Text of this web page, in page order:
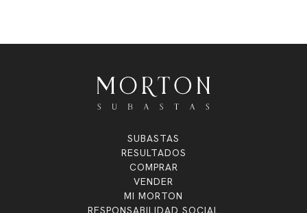
SUBASTAS
RESULTADOS
COMPRAR
VENDER
MI MORTON
RESPONSABILIDAD SOCIAL